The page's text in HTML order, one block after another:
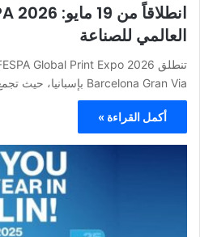
العالمي للصناعة
Barcelona Gran Via بإسبانيا، حيث تجمع ستة…
أكمل القراءة »